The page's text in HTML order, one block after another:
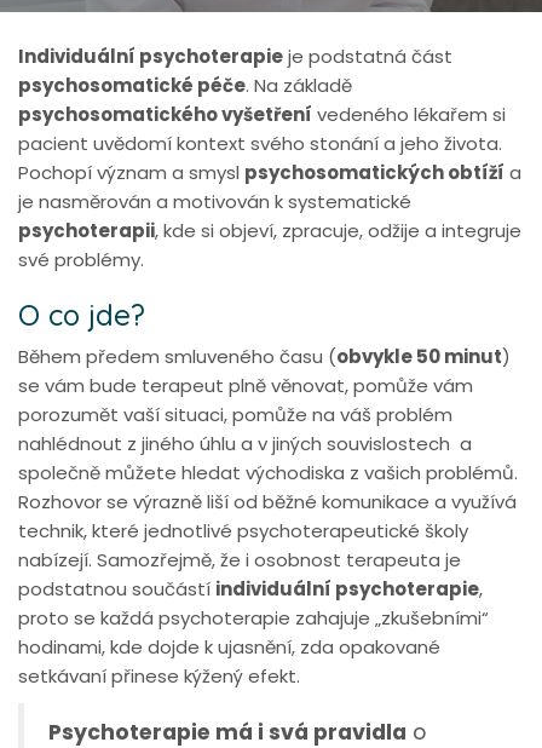
Individuální psychoterapieje podstatná část
psychosomatické péče. Na základě
psychosomatického vyšetření vedeného lékařem si
pacient uvědomí kontext svého stonání a jeho života.
Pochopí význam a smysl psychosomatických obtíží a
je nasměrován a motivován k systematické
psychoterapii, kde si objeví, zpracuje, odžije a integruje
své problémy.
O co jde?
Během předem smluveného času (obvykle 50 minut)
se vám bude terapeut plně věnovat, pomůže vám
porozumět vaší situaci, pomůže na váš problém
nahlédnout z jiného úhlu a v jiných souvislostech a
společně můžete hledat východiska z vašich problémů.
Rozhovor se výrazně liší od běžné komunikace a využívá
technik, které jednotlivé psychoterapeutické školy
nabízejí. Samozřejmě, že i osobnost terapeuta je
podstatnou součástí individuální psychoterapie,
proto se každá psychoterapie zahajuje „zkušebními“
hodinami, kde dojde k ujasnění, zda opakované
setkávaní přinese kýžený efekt.
Psychoterapie má i svá pravidla o